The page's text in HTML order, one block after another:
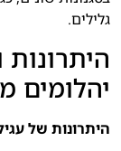
גלילים.
יהלומים
היתרונות של